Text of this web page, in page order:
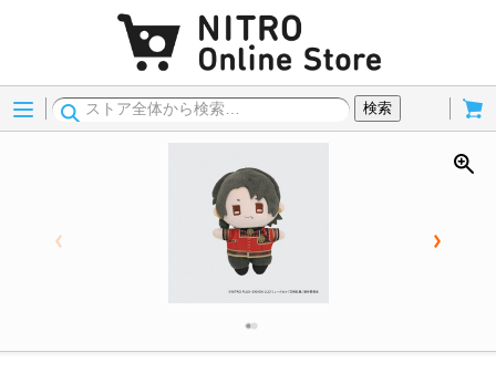
Menu
検索